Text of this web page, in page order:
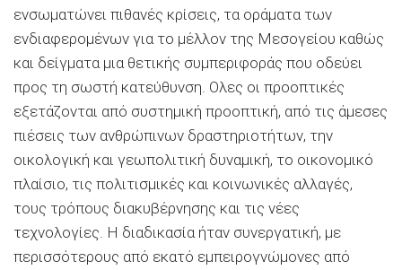
ενσωματώνει πιθανές κρίσεις, τα οράματα των
ενδιαφερομένων για το μέλλον της Μεσογείου καθώς
και δείγματα μια θετικής συμπεριφοράς που οδεύει
προς τη σωστή κατεύθυνση. Ολες οι προοπτικές
εξετάζονται από συστημική προοπτική, από τις άμεσες
πιέσεις των ανθρώπινων δραστηριοτήτων, την
οικολογική και γεωπολιτική δυναμική, το οικονομικό
πλαίσιο, τις πολιτισμικές και κοινωνικές αλλαγές,
τους τρόπους διακυβέρνησης και τις νέες
τεχνολογίες. Η διαδικασία ήταν συνεργατική, με
περισσότερους από εκατό εμπειρογνώμονες από